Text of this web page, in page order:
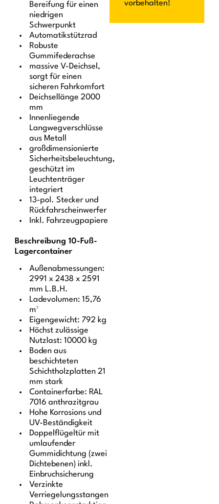
Bereifung für einen
niedrigen
Schwerpunkt
Automatikstützrad
Robuste
Gummifederachse
massive V-Deichsel,
sorgt für einen
sicheren Fahrkomfort
Deichsellänge 2000
mm
Innenliegende
Langwegverschlüsse
aus Metall
großdimensionierte
Sicherheitsbeleuchtung,
geschützt im
Leuchtenträger
integriert
13-pol. Stecker und
Rückfahrscheinwerfer
Inkl. Fahrzeugpapiere
Beschreibung 10-Fuß-
Lagercontainer
Außenabmessungen:
2991 x 2438 x 2591
mm L.B.H.
Ladevolumen: 15,76
m²
Eigengewicht: 792 kg
Höchst zulässige
Nutzlast: 10000 kg
Boden aus
beschichteten
Schichtholzplatten 21
mm stark
Containerfarbe: RAL
7016 anthrazitgrau
Hohe Korrosions und
UV-Beständigkeit
Doppelflügeltür mit
umlaufender
Gummidichtung (zwei
Dichtebenen) inkl.
Einbruchsicherung
Verzinkte
Verriegelungsstangen
vorbehalten!